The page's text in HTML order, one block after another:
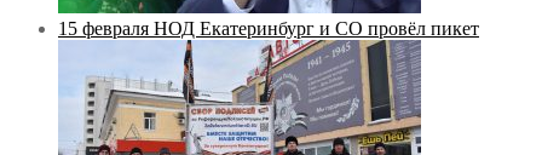
15 февраля НОД Екатеринбург и СО провёл пикет